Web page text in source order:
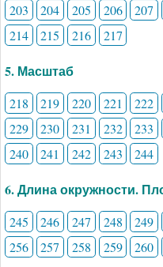
203
204 205 206 207
214
215 216 217
5. Масштаб
218 219 220 221 222
229
230 231 232 233
240
241 242 243 244
6. Длина окружности.
245 246 247 248 249
256
257 258 259 260